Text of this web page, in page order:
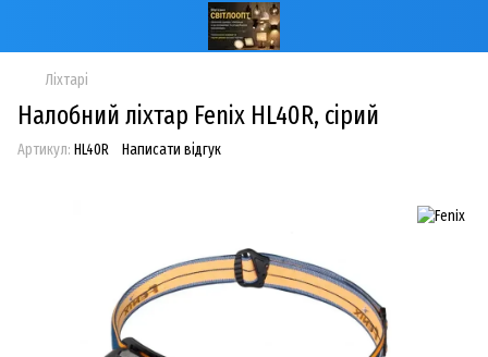
Ліхтарі
Налобний ліхтар Fenix HL40R, сірий
Артикул: HL40R Написати відгук